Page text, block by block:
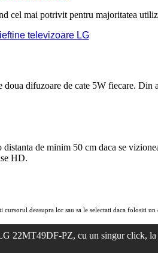
cel mai potrivit pentru majoritatea
televizoare LG
difuzoare de cate 5W fiecare. Din
de minim 50 cm daca se
HD.
cursorul deasupra lor sau sa le selectati daca folositi
22MT49DF-PZ, cu un singur click, la